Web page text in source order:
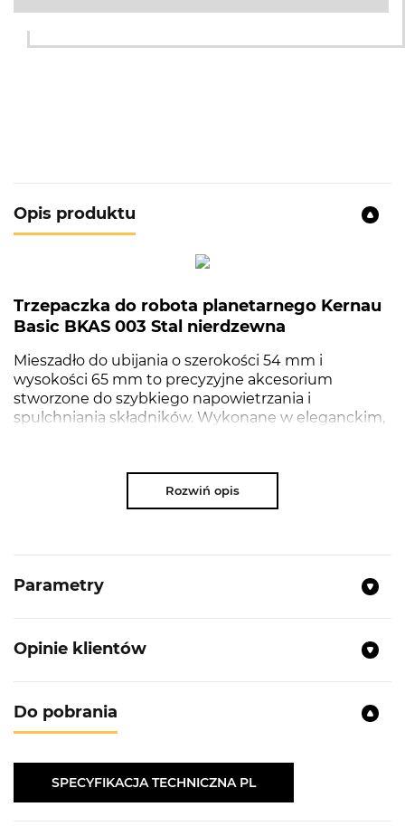
Opis produktu
Trzepaczka do robota planetarnego Kernau
Basic BKAS 003 Stal nierdzewna
Mieszadło do ubijania o szerokości 54 mm i
wysokości 65 mm to precyzyjne akcesorium
stworzone do szybkiego napowietrzania i
spulchniania składników. Wykonane w eleganckim,
pełni kompatybilne z robotem planetarnym BKSFP
515 MB , zapewniając płynną i stabilną pracę podczas
przygotowań kulinarnych.
NAJWAŻNIEJSZE PARAMETRY
Wysokość (mm):
Materiał wykonania:Stal nierdzewna
Opis produktu:Mieszadło do ubijania to
Rozwiń opis
Parametry
Opinie klientów
Do pobrania
SPECYFIKACJA TECHNICZNA PL